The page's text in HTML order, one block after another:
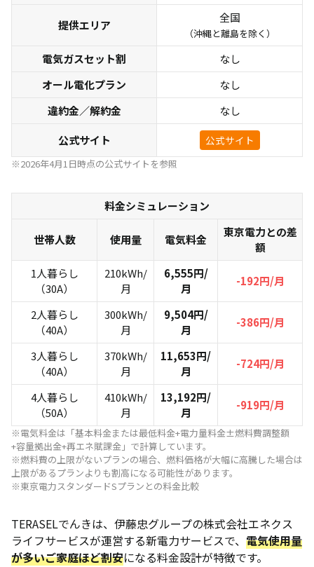
提供エリア
全国
（沖縄と離島を除く）
電気ガスセット割
なし
オール電化プラン
なし
違約金／解約金
なし
公式サイト
公式サイト
※2026年4月1日時点の公式サイトを参照
料金シミュレーション
世帯人数 使用量 電気料金
東京電力との差
額
1人暮らし
（30A）
210kWh/
月
6,555円/
月
-192円/月
2人暮らし
（40A）
300kWh/
月
9,504円/
月
-386円/月
3人暮らし
（40A）
370kWh/
月
11,653円/
月
-724円/月
4人暮らし
（50A）
410kWh/
月
13,192円/
月
-919円/月
※電気料金は「基本料金または最低料金+電力量料金±燃料費調整額
+容量拠出金+再エネ賦課金」で計算しています。
※燃料費の上限がないプランの場合、燃料価格が大幅に高騰した場合は
上限があるプランよりも割高になる可能性があります。
※東京電力スタンダードSプランとの料金比較
TERASELでんきは、伊藤忠グループの株式会社エネクス
ライフサービスが運営する新電力サービスで、 電気使用量
が多いご家庭ほど割安になる料金設計が特徴です。